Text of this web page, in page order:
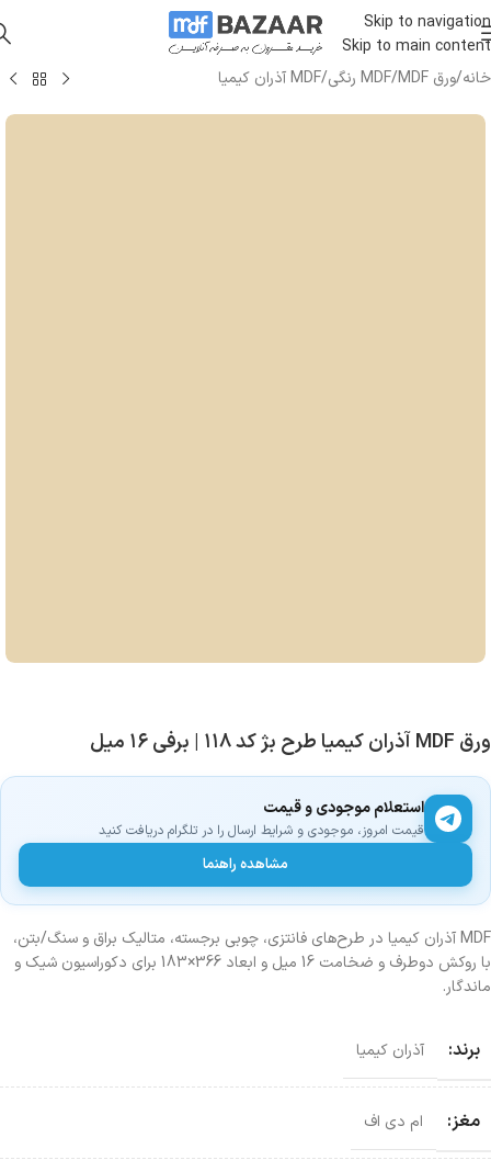
Skip to navigation
Skip to main content
خانه/ورق MDF /MDF رنگی /MDF آذران کیمیا
ورق MDF آذران کیمیا طرح بژ کد ۱۱۸ | برفی ۱۶ میل
استعلام موجودی و قیمت
قیمت امروز، موجودی و شرایط ارسال را در تلگرام دریافت کنید
مشاهده راهنما
MDF آذران کیمیا در طرح‌های فانتزی، چوبی برجسته، متالیک براق و سنگ/بتن،
با روکش دوطرف و ضخامت 16 میل و ابعاد 366×183 برای دکوراسیون شیک و
ماندگار.
برند: آذران کیمیا
مغز: ام دی اف